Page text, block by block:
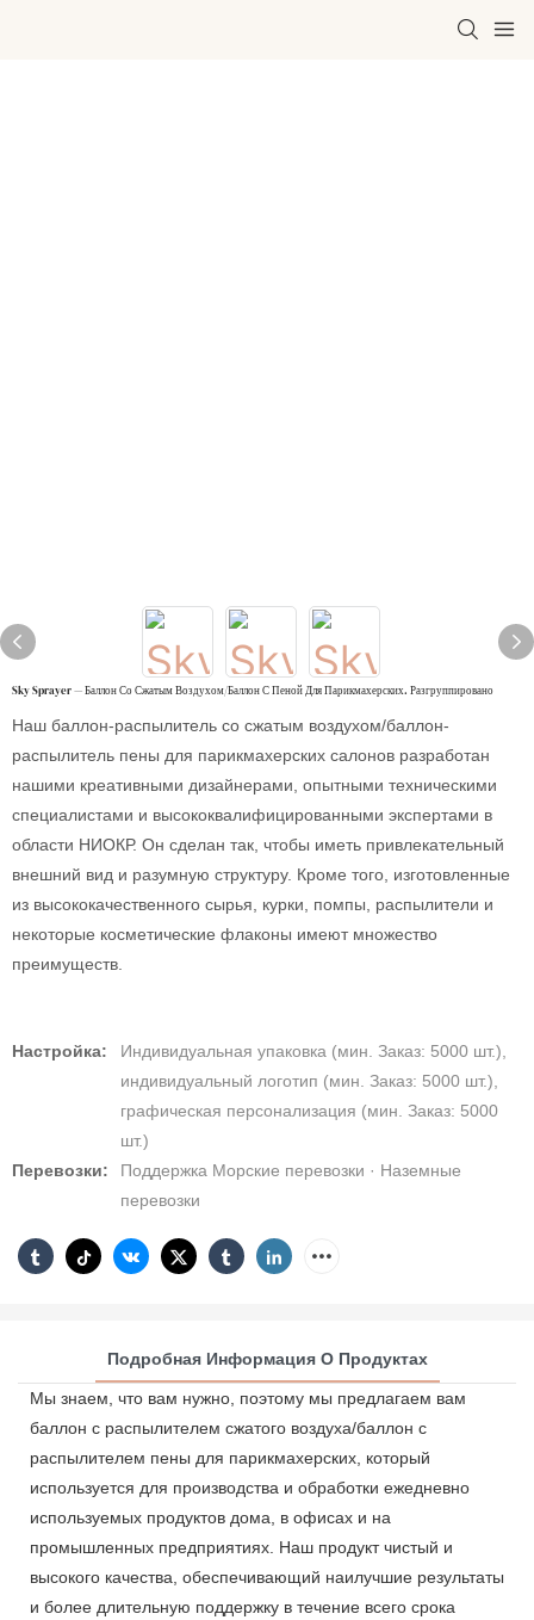
Sky Sprayer — Баллон Со Сжатым Воздухом/баллон С Пеной Для Парикмахерских. Разгруппировано
Наш баллон-распылитель со сжатым воздухом/баллон-
распылитель пены для парикмахерских салонов разработан
нашими креативными дизайнерами, опытными техническими
специалистами и высококвалифицированными экспертами в
области НИОКР. Он сделан так, чтобы иметь привлекательный
внешний вид и разумную структуру. Кроме того, изготовленные
из высококачественного сырья, курки, помпы, распылители и
некоторые косметические флаконы имеют множество
преимуществ.
Настройка:
Индивидуальная упаковка (мин. Заказ: 5000 шт.),
индивидуальный логотип (мин. Заказ: 5000 шт.),
графическая персонализация (мин. Заказ: 5000
шт.)
Перевозки:
Поддержка Морские перевозки · Наземные
перевозки
Подробная Информация О Продуктах
Мы знаем, что вам нужно, поэтому мы предлагаем вам
баллон с распылителем сжатого воздуха/баллон с
распылителем пены для парикмахерских, который
используется для производства и обработки ежедневно
используемых продуктов дома, в офисах и на
промышленных предприятиях. Наш продукт чистый и
высокого качества, обеспечивающий наилучшие результаты
и более длительную поддержку в течение всего срока